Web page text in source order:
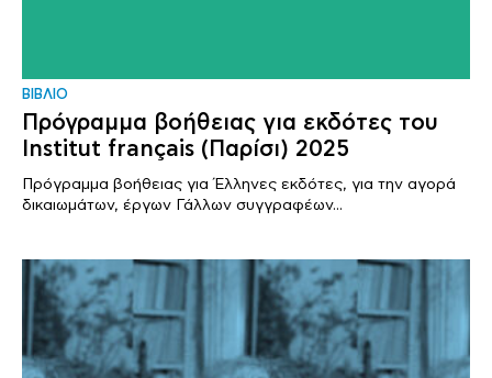
ΒΙΒΛΙΟ
Πρόγραμμα βοήθειας για εκδότες του
Institut français (Παρίσι) 2025
Πρόγραμμα βοήθειας για Έλληνες εκδότες, για την αγορά
δικαιωμάτων, έργων Γάλλων συγγραφέων...